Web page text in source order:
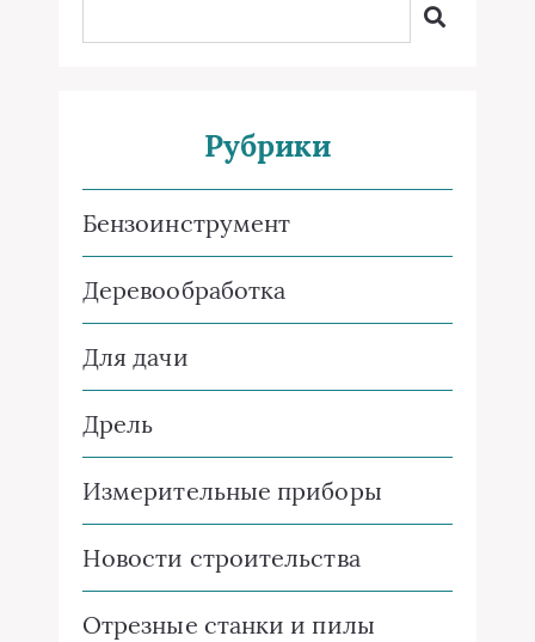
Рубрики
Бензоинструмент
Деревообработка
Для дачи
Дрель
Измерительные приборы
Новости строительства
Отрезные станки и пилы